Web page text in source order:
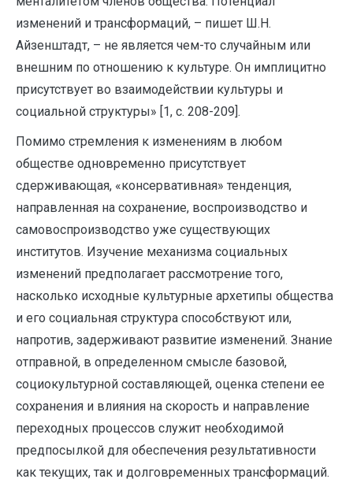
изменений и трансформаций, – пишет Ш.Н.
Айзенштадт, – не является чем-то случайным или
внешним по отношению к культуре. Он имплицитно
присутствует во взаимодействии культуры и
социальной структуры» [1, с. 208-209].
Помимо стремления к изменениям в любом
обществе одновременно присутствует
сдерживающая, «консервативная» тенденция,
направленная на сохранение, воспроизводство и
самовоспроизводство уже существующих
институтов. Изучение механизма социальных
изменений предполагает рассмотрение того,
насколько исходные культурные архетипы общества
и его социальная структура способствуют или,
напротив, задерживают развитие изменений. Знание
отправной, в определенном смысле базовой,
социокультурной составляющей, оценка степени ее
сохранения и влияния на скорость и направление
переходных процессов служит необходимой
предпосылкой для обеспечения результативности
как текущих, так и долговременных трансформаций.